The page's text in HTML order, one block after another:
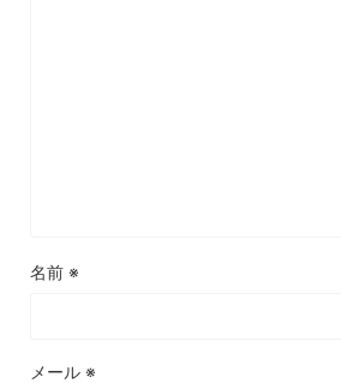
名前 ※
メール ※